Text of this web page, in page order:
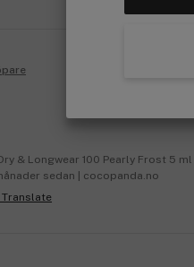
& Longwear 100 Pearly Frost 5 ml
sedan | cocopanda.no